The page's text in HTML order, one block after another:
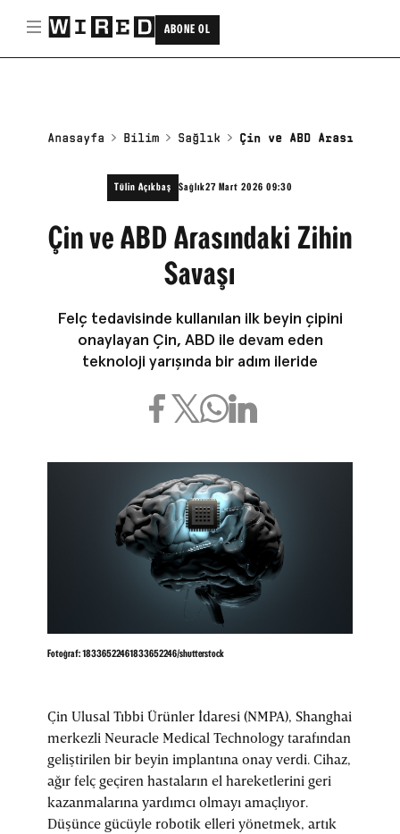
ABONE OL
Anasayfa Bilim Sağlık Çin ve ABD Arasındaki
Tülin Açıkbaş Sağlık27 Mart 2026 09:30
Çin ve ABD Arasındaki Zihin
Savaşı
Felç tedavisinde kullanılan ilk beyin çipini
onaylayan Çin, ABD ile devam eden
teknoloji yarışında bir adım ileride
Fotoğraf: 18336522461833652246/shutterstock
Çin Ulusal Tıbbi Ürünler İdaresi (NMPA), Shanghai
merkezli Neuracle Medical Technology tarafından
geliştirilen bir beyin implantına onay verdi. Cihaz,
ağır felç geçiren hastaların el hareketlerini geri
kazanmalarına yardımcı olmayı amaçlıyor.
Düşünce gücüyle robotik elleri yönetmek, artık